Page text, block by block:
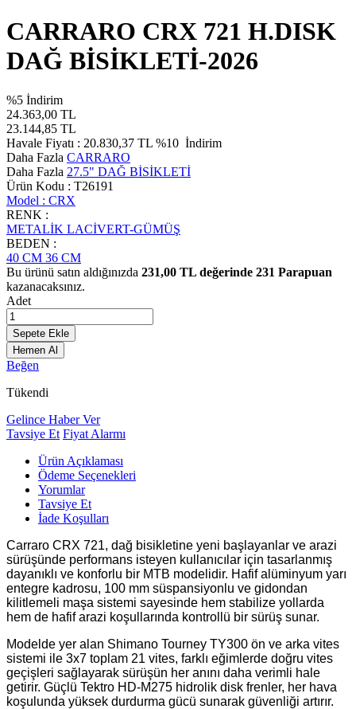
CARRARO CRX 721 H.DISK
DAĞ BİSİKLETİ-2026
%5 İndirim
24.363,00 TL
23.144,85 TL
Havale Fiyatı : 20.830,37 TL %10 İndirim
Daha Fazla CARRARO
Daha Fazla 27.5" DAĞ BİSİKLETİ
Ürün Kodu : T26191
Model : CRX
RENK :
METALİK LACİVERT-GÜMÜŞ
BEDEN :
40 CM 36 CM
Bu ürünü satın aldığınızda 231,00 TL değerinde 231 Parapuan
kazanacaksınız.
Adet
Sepete Ekle
Hemen Al
Beğen
Tükendi
Gelince Haber Ver
Tavsiye Et Fiyat Alarmı
Ürün Açıklaması
Ödeme Seçenekleri
Yorumlar
Tavsiye Et
İade Koşulları
Carraro CRX 721, dağ bisikletine yeni başlayanlar ve arazi
sürüşünde performans isteyen kullanıcılar için tasarlanmış
dayanıklı ve konforlu bir MTB modelidir. Hafif alüminyum yarı
entegre kadrosu, 100 mm süspansiyonlu ve gidondan
kilitlemeli maşa sistemi sayesinde hem stabilize yollarda
hem de hafif arazi koşullarında kontrollü bir sürüş sunar.
Modelde yer alan Shimano Tourney TY300 ön ve arka vites
sistemi ile 3x7 toplam 21 vites, farklı eğimlerde doğru vites
geçişleri sağlayarak sürüşün her anını daha verimli hale
getirir. Güçlü Tektro HD-M275 hidrolik disk frenler, her hava
koşulunda yüksek durdurma gücü sunarak güvenliği artırır.